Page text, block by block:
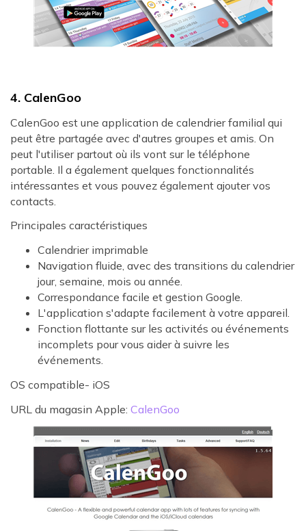
4. CalenGoo
CalenGoo est une application de calendrier familial qui
peut être partagée avec d'autres groupes et amis. On
peut l'utiliser partout où ils vont sur le téléphone
portable. Il a également quelques fonctionnalités
intéressantes et vous pouvez également ajouter vos
contacts.
Principales caractéristiques
Calendrier imprimable
Navigation fluide, avec des transitions du calendrier
jour, semaine, mois ou année.
Correspondance facile et gestion Google.
L'application s'adapte facilement à votre appareil.
Fonction flottante sur les activités ou événements
incomplets pour vous aider à suivre les
événements.
OS compatible- iOS
URL du magasin Apple: CalenGoo